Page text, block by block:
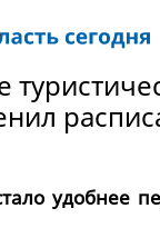
удобнее